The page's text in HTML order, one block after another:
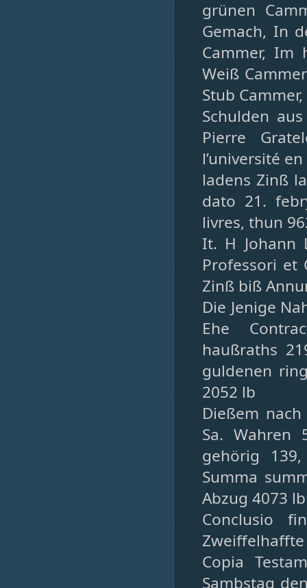
grünen
Gemach, In
Cammer,
Weiß
Stub
Schulden
Pierre
l’université
ladens Zinß
dato 21.
livres, thun
It. H Johann
Professori et
Zinß biß
Die Jenige
Ehe
haußraths
guldenen
2052 lb
Dießem
Sa. Wahren
gehörig
Summa
Abzug 4073 lb
Conclusio
Zweiffelhaffte
Copia
Sambstag